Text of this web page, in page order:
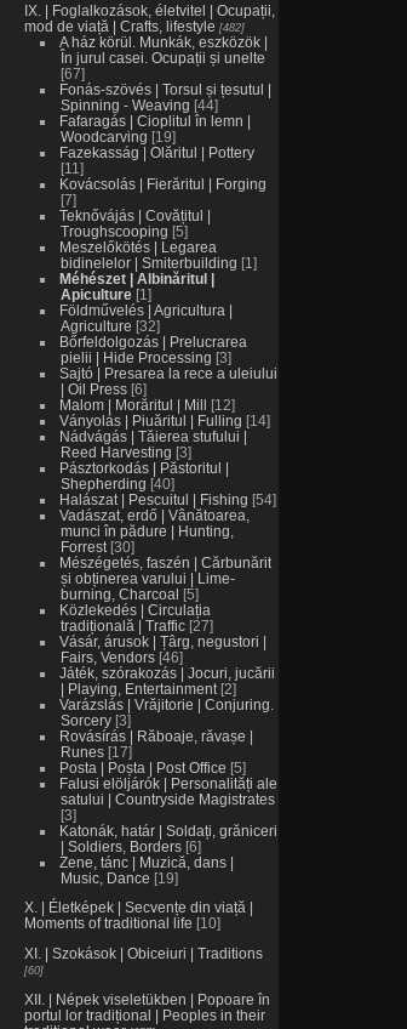
IX. | Foglalkozások, életvitel | Ocupații,
mod de viață | Crafts, lifestyle
482
A ház körül. Munkák, eszközök |
În jurul casei. Ocupații și unelte
67
Fonás-szövés | Torsul și țesutul |
Spinning - Weaving 44
Fafaragás | Cioplitul în lemn |
Woodcarving 19
Fazekasság | Olăritul | Pottery
11
Kovácsolás | Fierăritul | Forging
7
Teknővájás | Covățitul |
Troughscooping 5
Meszelőkötés | Legarea
bidinelelor | Smiterbuilding 1
Méhészet | Albinăritul |
Apiculture 1
Földművelés | Agricultura |
Agriculture 32
Bőrfeldolgozás | Prelucrarea
pielii | Hide Processing 3
Sajtó | Presarea la rece a uleiului
| Oil Press 6
Malom | Morăritul | Mill 12
Ványolás | Piuăritul | Fulling 14
Nádvágás | Tăierea stufului |
Reed Harvesting 3
Pásztorkodás | Păstoritul |
Shepherding 40
Halászat | Pescuitul | Fishing 54
Vadászat, erdő | Vânătoarea,
munci în pădure | Hunting,
Forrest 30
Mészégetés, faszén | Cărbunărit
și obținerea varului | Lime-
burning, Charcoal 5
Közlekedés | Circulația
tradițională | Traffic 27
Vásár, árusok | Țârg, negustori |
Fairs, Vendors 46
Játék, szórakozás | Jocuri, jucării
| Playing, Entertainment 2
Varázslás | Vrăjitorie | Conjuring.
Sorcery 3
Rovásírás | Răboaje, răvașe |
Runes 17
Posta | Poșta | Post Office 5
Falusi elöljárók | Personalități ale
satului | Countryside Magistrates
3
Katonák, határ | Soldați, grăniceri
| Soldiers, Borders 6
Zene, tánc | Muzică, dans |
Music, Dance 19
X. | Életképek | Secvențe din viață |
Moments of traditional life 10
XI. | Szokások | Obiceiuri | Traditions
60
XII. | Népek viseletükben | Popoare în
portul lor tradițional | Peoples in their